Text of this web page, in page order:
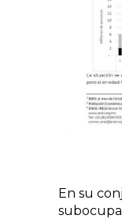
En su